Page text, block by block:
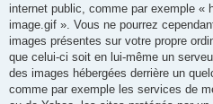
internet public, comme par exemple «
image.gif ». Vous ne pourrez
images présentes sur votre propre
que celui-ci soit en lui-même un
des images hébergées derrière un
comme par exemple les services de